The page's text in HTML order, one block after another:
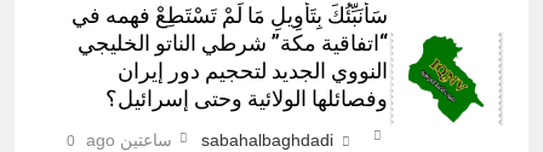
سَأُنَبِّئُكَ بِتَأْوِيلِ مَا لَمْ تَسْتَطِعْ فهمه في
“اتفاقية مكة” شرطي الناتو الخليجي
النووي الجديد لتحجيم دور إيران
وفصائلها الولائية وحتى إسرائيل؟
sabahalbaghdadi ساعتين ago 0